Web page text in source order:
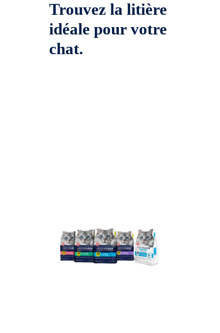
Trouvez la litière
idéale pour votre
chat.